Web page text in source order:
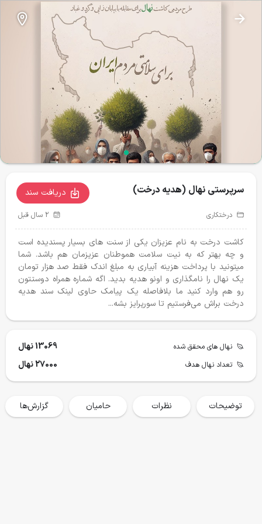
نذرطبیعت
آبشخور حیات وحش 43 تغذیه حیات وحش 24 تیمار و درمان
پروژه‌های فعال
درختکاری ۱۴۰۴-١۴٠۵
محقق شده
9300 نهال 15000 نهال
حمایت می کنم
420،800،000
هدف
1،500،000،000
حمایت می کنم
سرپرستی نهال (‌هدیه درخت)
سرپرستی نهال (‌هدیه درخت) دریافت سند
درختکاری 2 سال قبل
کاشت درخت به نام عزیزان یکی از سنت های بسیار پسندیده است
و چه بهتر که به نیت سلامت هموطنان عزیزمان هم باشد. شما
میتونید با پرداخت هزینه آبیاری به مبلغ اندک فقط صد هزار تومان
یک نهال را نامگذاری و اونو هدیه بدید. اگه شماره همراه دوستتون
رو هم وارد کنید ما بلافاصله یک پیامک حاوی لینک سند هدیه
درخت براش می‌فرستیم تا سورپرایز بشه...
نهال های محقق شده 13069 نهال
تعداد نهال هدف 27000 نهال
توضیحات نظرات حامیان گزارش‌ها